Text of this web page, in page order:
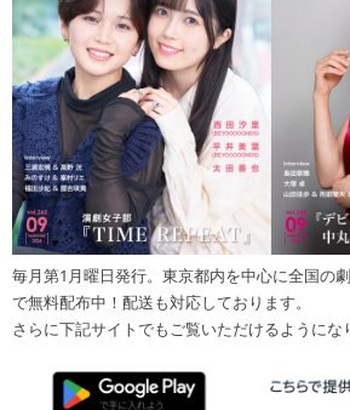
毎月第1月曜日発行。東京都内を中心に全国の
で無料配布中！配送も対応しております。
さらに下記サイトでもご覧いただけるようにな